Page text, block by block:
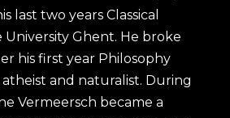
last two years Classical
Ghent. He broke
his first year Philosophy
and naturalist. During
Vermeersch became a